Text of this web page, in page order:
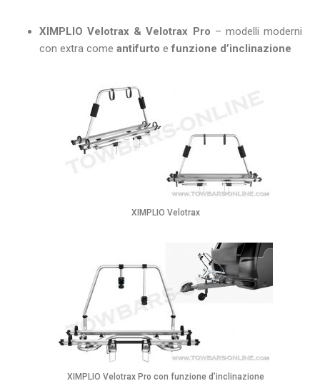
XIMPLIO Velotrax & Velotrax Pro – modelli moderni
con extra come antifurto efunzione d’inclinazione
XIMPLIO Velotrax
XIMPLIO Velotrax Pro con funzione d’inclinazione